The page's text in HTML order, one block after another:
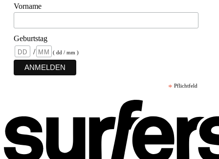
Vorname
Geburtstag
/
( dd / mm )
* Pflichtfeld